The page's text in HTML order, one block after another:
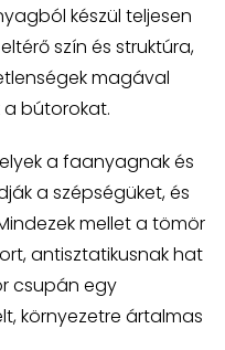
készül teljesen
szín és struktúra,
magával
a bútorokat.
a faanyagnak és
a szépségüket, és
mellet a tömör
antisztatikusnak hat
csupán egy
környezetre ártalmas